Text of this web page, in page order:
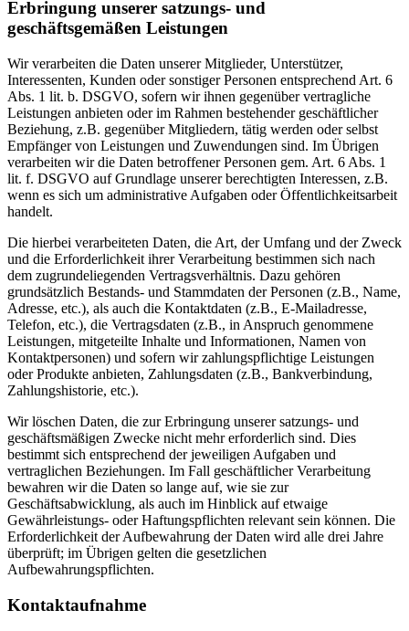
Erbringung unserer satzungs- und
geschäftsgemäßen Leistungen
Wir verarbeiten die Daten unserer Mitglieder, Unterstützer,
Interessenten, Kunden oder sonstiger Personen entsprechend Art. 6
Abs. 1 lit. b. DSGVO, sofern wir ihnen gegenüber vertragliche
Leistungen anbieten oder im Rahmen bestehender geschäftlicher
Beziehung, z.B. gegenüber Mitgliedern, tätig werden oder selbst
Empfänger von Leistungen und Zuwendungen sind. Im Übrigen
verarbeiten wir die Daten betroffener Personen gem. Art. 6 Abs. 1
lit. f. DSGVO auf Grundlage unserer berechtigten Interessen, z.B.
wenn es sich um administrative Aufgaben oder Öffentlichkeitsarbeit
handelt.
Die hierbei verarbeiteten Daten, die Art, der Umfang und der Zweck
und die Erforderlichkeit ihrer Verarbeitung bestimmen sich nach
dem zugrundeliegenden Vertragsverhältnis. Dazu gehören
grundsätzlich Bestands- und Stammdaten der Personen (z.B., Name,
Adresse, etc.), als auch die Kontaktdaten (z.B., E-Mailadresse,
Telefon, etc.), die Vertragsdaten (z.B., in Anspruch genommene
Leistungen, mitgeteilte Inhalte und Informationen, Namen von
Kontaktpersonen) und sofern wir zahlungspflichtige Leistungen
oder Produkte anbieten, Zahlungsdaten (z.B., Bankverbindung,
Zahlungshistorie, etc.).
Wir löschen Daten, die zur Erbringung unserer satzungs- und
geschäftsmäßigen Zwecke nicht mehr erforderlich sind. Dies
bestimmt sich entsprechend der jeweiligen Aufgaben und
vertraglichen Beziehungen. Im Fall geschäftlicher Verarbeitung
bewahren wir die Daten so lange auf, wie sie zur
Geschäftsabwicklung, als auch im Hinblick auf etwaige
Gewährleistungs- oder Haftungspflichten relevant sein können. Die
Erforderlichkeit der Aufbewahrung der Daten wird alle drei Jahre
überprüft; im Übrigen gelten die gesetzlichen
Aufbewahrungspflichten.
Kontaktaufnahme